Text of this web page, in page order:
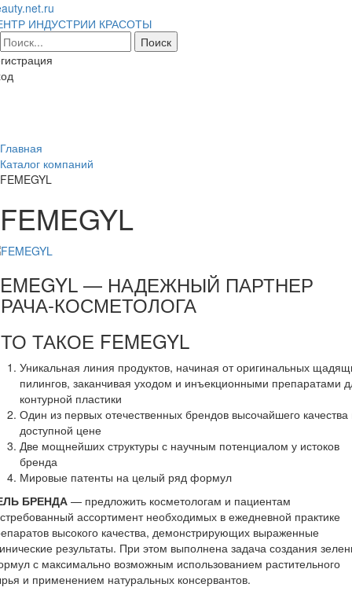
ИНДУСТРИИ КРАСОТЫ
Главная
Каталог компаний
FEMEGYL
FEMEGYL
— НАДЕЖНЫЙ ПАРТНЕР
КОСМЕТОЛОГА
ТАКОЕ FEMEGYL
Уникальная линия продуктов, начиная от оригинальных
пилингов, заканчивая уходом и инъекционными препаратами
контурной пластики
Один из первых отечественных брендов высочайшего качества
доступной цене
Две мощнейших структуры с научным потенциалом у истоков
бренда
Мировые патенты на целый ряд формул
БРЕНДА — предложить косметологам и пациентам
ассортимент необходимых в ежедневной практике
высокого качества, демонстрирующих выраженные
результаты. При этом выполнена задача создания
с максимально возможным использованием растительного
и применением натуральных консервантов.